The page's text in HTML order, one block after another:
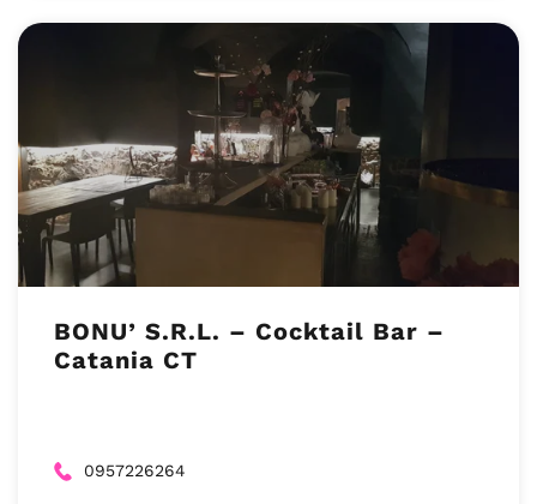
BONU’ S.R.L. – Cocktail Bar –
Catania CT
0957226264